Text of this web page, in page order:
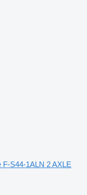
F-S44-1ALN 2 AXLE